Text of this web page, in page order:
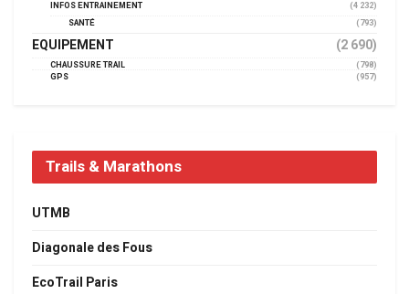
INFOS ENTRAINEMENT
(4 232)
SANTÉ
(793)
EQUIPEMENT (2 690)
CHAUSSURE TRAIL
(798)
GPS
(957)
Trails & Marathons
UTMB
Diagonale des Fous
EcoTrail Paris